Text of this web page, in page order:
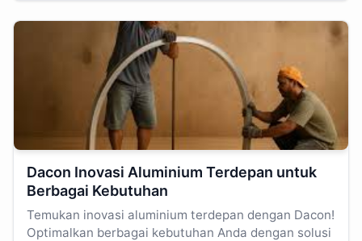
Dacon Inovasi Aluminium Terdepan untuk
Berbagai Kebutuhan
Temukan inovasi aluminium terdepan dengan Dacon!
Optimalkan berbagai kebutuhan Anda dengan solusi